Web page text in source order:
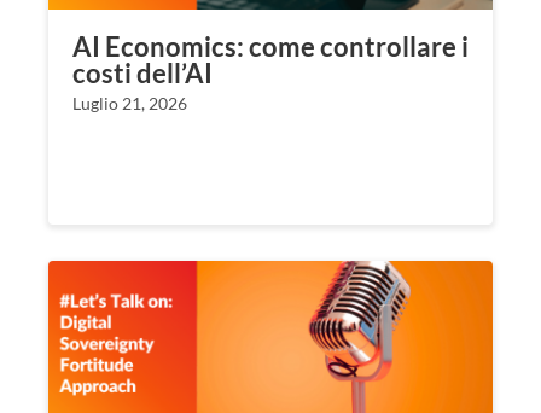
AI Economics: come controllare i
costi dell’AI
Luglio 21, 2026